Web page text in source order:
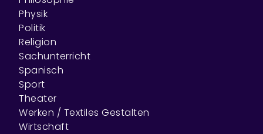
Physik
Politik
Religion
Sachunterricht
Spanisch
Sport
Theater
Werken / Textiles Gestalten
Wirtschaft